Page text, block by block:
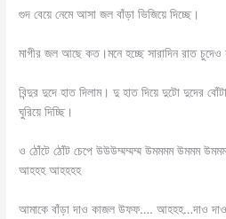
গুদ বেয়ে নেমে আসা জল বাঁড়া ভিজিয়ে দিচ্ছে।
মাগীর জল আছে কত।মনে হচ্ছে সারাদিন রাত
বিন্দুর দুদে হাত দিলাম। দু হাত দিয়ে দুটো দুদের
ঘুরিয়ে দিচ্ছি।
ও ঠোঁটে ঠোঁট চেপে উউউম্মম্মম্ম উমমমম উমমম
আহহহ আহহহহ
আমাকে বাঁড়া দাও কাজল উফফ…. আহহহ…দাও